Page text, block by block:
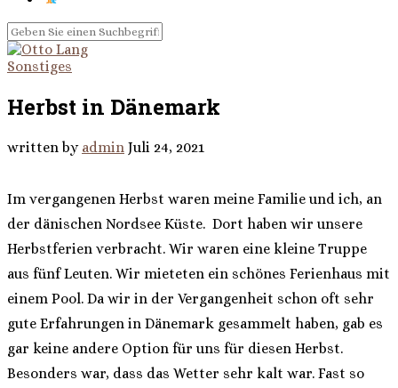
Sonstiges
Herbst in Dänemark
written by admin Juli 24, 2021
Im vergangenen Herbst waren meine Familie und ich, an
der dänischen Nordsee Küste. Dort haben wir unsere
Herbstferien verbracht. Wir waren eine kleine Truppe
aus fünf Leuten. Wir mieteten ein schönes Ferienhaus mit
einem Pool. Da wir in der Vergangenheit schon oft sehr
gute Erfahrungen in Dänemark gesammelt haben, gab es
gar keine andere Option für uns für diesen Herbst.
Besonders war, dass das Wetter sehr kalt war. Fast so